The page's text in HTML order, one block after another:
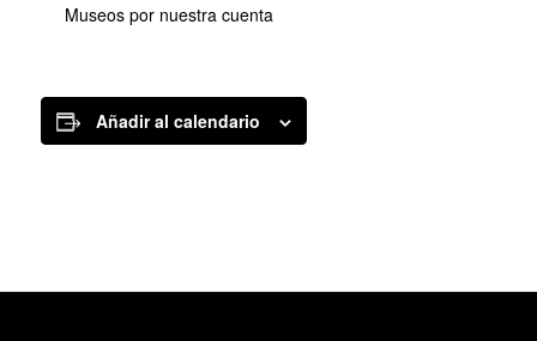
Museos por nuestra cuenta
Añadir al calendario